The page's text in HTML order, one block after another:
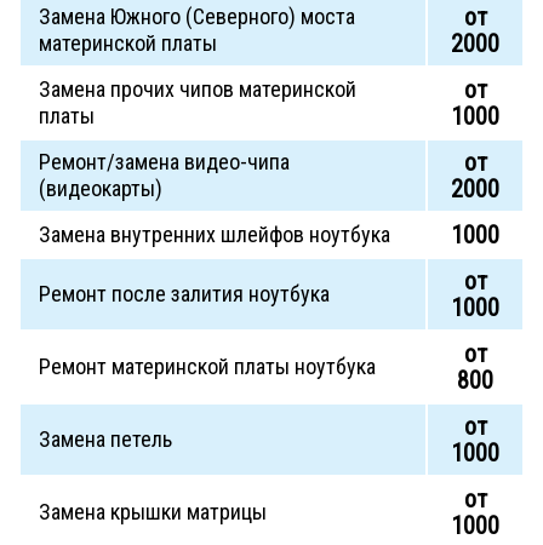
Замена Южного (Северного) моста
материнской платы
от
2000
Замена прочих чипов материнской
платы
от
1000
Ремонт/замена видео-чипа
(видеокарты)
от
2000
Замена внутренних шлейфов ноутбука 1000
Ремонт после залития ноутбука
от
1000
Ремонт материнской платы ноутбука
от
800
Замена петель
от
1000
Замена крышки матрицы
от
1000